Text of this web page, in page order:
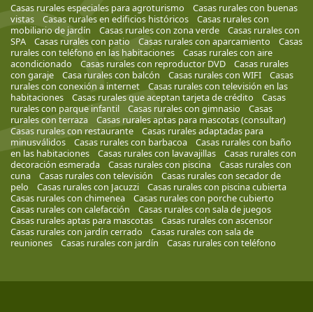
Casas rurales especiales para agroturismo
Casas rurales con buenas
vistas
Casas rurales en edificios históricos
Casas rurales con
mobiliario de jardín
Casas rurales con zona verde
Casas rurales con
SPA
Casas rurales con patio Casas rurales con aparcamiento
Casas
rurales con teléfono en las habitaciones
Casas rurales con aire
acondicionado
Casas rurales con reproductor DVD
Casas rurales
con garaje
Casa rurales con balcón Casas rurales con WIFI
Casas
rurales con conexión a internet
Casas rurales con televisión en las
habitaciones
Casas rurales que aceptan tarjeta de crédito
Casas
rurales con parque infantil
Casas rurales con gimnasio
Casas
rurales con terraza
Casas rurales aptas para mascotas (consultar)
Casas rurales con restaurante
Casas rurales adaptadas para
minusválidos
Casas rurales con barbacoa
Casas rurales con baño
en las habitaciones
Casas rurales con lavavajillas
Casas rurales con
decoración esmerada
Casas rurales con piscina
Casas rurales con
cuna
Casas rurales con televisión
Casas rurales con secador de
pelo
Casas rurales con Jacuzzi
Casas rurales con piscina cubierta
Casas rurales con chimenea
Casas rurales con porche cubierto
Casas rurales con calefacción
Casas rurales con sala de juegos
Casas rurales aptas para mascotas
Casas rurales con ascensor
Casas rurales con jardín cerrado
Casas rurales con sala de
reuniones
Casas rurales con jardín Casas rurales con teléfono